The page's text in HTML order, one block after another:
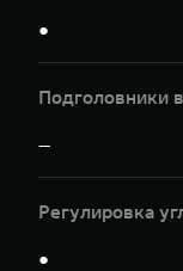
●
Подголовники
—
Регулировка
●